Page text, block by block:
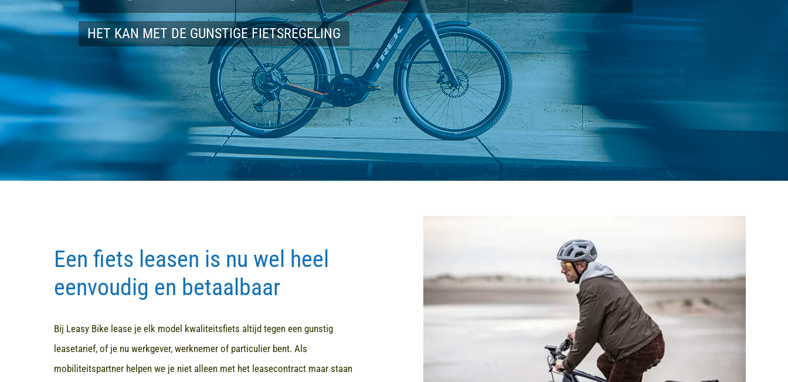
HET KAN MET DE GUNSTIGE FIETSREGELING
Een fiets leasen is nu wel heel
eenvoudig en betaalbaar
Bij Leasy Bike lease je elk model kwaliteitsfiets altijd tegen een gunstig
leasetarief, of je nu werkgever, werknemer of particulier bent. Als
mobiliteitspartner helpen we je niet alleen met het leasecontract maar staan